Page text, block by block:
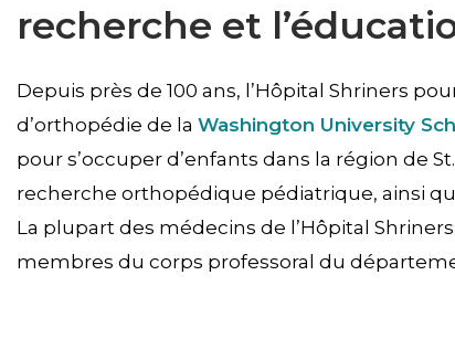
recherche et
Depuis près de 100 ans, l’Hôpital Shriners
d’orthopédie de la Washington University
pour s’occuper d’enfants dans la région de
recherche orthopédique pédiatrique, ainsi
La plupart des médecins de l’Hôpital
membres du corps professoral du